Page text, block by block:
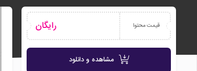
قیمت محتوا رایگان
مشاهده و دانلود